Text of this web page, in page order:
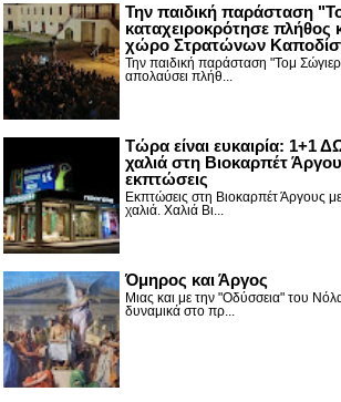
Την παιδική παράσταση
καταχειροκρότησε πλήθος
χώρο Στρατώνων
Την παιδική παράσταση "Τομ
απολαύσει πλήθ...
Τώρα είναι ευκαιρία: 1+1
χαλιά στη Βιοκαρπέτ
εκπτώσεις
Εκπτώσεις στη Βιοκαρπέτ Άργους
χαλιά. Χαλιά Βι...
Όμηρος και Άργος
Μιας και με την "Οδύσσεια" του
δυναμικά στο πρ...